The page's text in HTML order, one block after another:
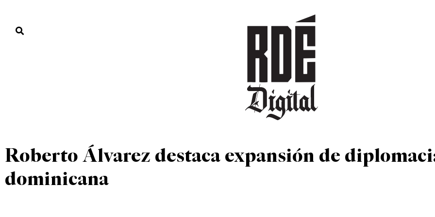
DEPORTES CULTURA ENTRETENIMIENTO
Roberto Álvarez destaca expansión de
dominicana